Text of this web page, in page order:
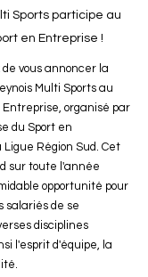
Sports participe au
en Entreprise !
vous annoncer la
Multi Sports au
organisé par
du Sport en
Ligue Région Sud. Cet
sur toute l'année
opportunité pour
salariés de se
disciplines
l'esprit d'équipe, la